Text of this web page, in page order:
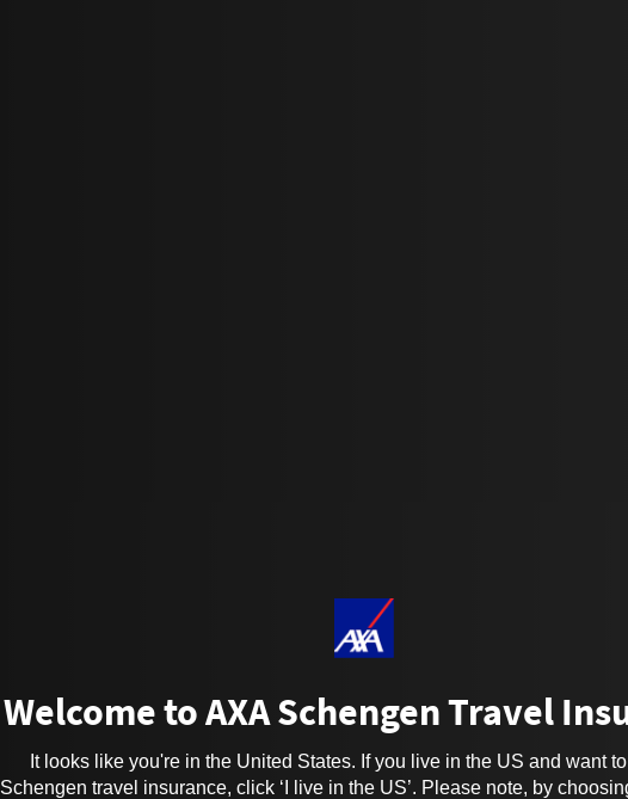
Welcome to AXA Schengen Travel
It looks like you're in the United States. If you live in the US and want
Schengen travel insurance, click ‘I live in the US’. Please note, by